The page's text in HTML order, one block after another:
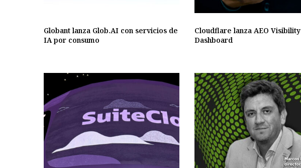
Globant lanza Glob.AI con servicios de
IA por consumo
Cloudflare lanza AEO Visibility
Dashboard